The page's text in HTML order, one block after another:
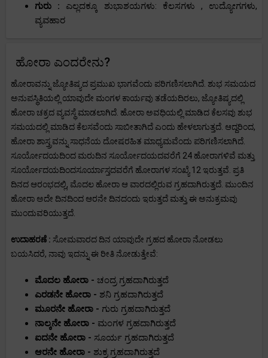
ಗುರು : ಎಲ್ಲದಕ್ಕೂ ಶುಭಾಶಯಗಳು: ಕೆಲಸಗಳು , ಉದ್ಯೋಗಗಳು,
ವ್ಯವಹಾರ
ಹೋರಾ ಎಂದರೇನು?
ಹೋರಾವನ್ನು ಜ್ಯೋತಿಷ್ಯದ ಪ್ರಮುಖ ಭಾಗವೆಂದು ಪರಿಗಣಿಸಲಾಗಿದೆ. ಶುಭ ಸಮಯದ
ಅನುಪಸ್ಥಿತಿಯಲ್ಲಿ ಯಾವುದೇ ಮಂಗಳ ಕಾರ್ಯವು ತಡೆಯದಿರಲು, ಜ್ಯೋತಿಷ್ಯದಲ್ಲಿ
ಹೋರಾ ಚಕ್ರದ ವ್ಯವಸ್ಥೆ ಮಾಡಲಾಗಿದೆ. ಹೋರಾ ಅವಧಿಯಲ್ಲಿ ಮಾಡಿದ ಕೆಲಸವು ಶುಭ
ಸಮಯದಲ್ಲಿ ಮಾಡಿದ ಕೆಲಸವೆಂದು ಸಾಬೀತಾಗಿದೆ ಎಂದು ಹೇಳಲಾಗುತ್ತದೆ. ಆದ್ದರಿಂದ,
ಹೋರಾ ಶಾಸ್ತ್ರವನ್ನು ಸಾಧನೆಯ ದೋಷರಹಿತ ಮಾಧ್ಯಮವೆಂದು ಪರಿಗಣಿಸಲಾಗಿದೆ.
ಸೂರ್ಯೋದಯದಿಂದ ಮರುದಿನ ಸೂರ್ಯೋದಯದವರೆಗೆ 24 ಹೋರಾಗಳಿವೆ ಮತ್ತು
ಸೂರ್ಯೋದಯದಿಂದಸೂರ್ಯಾಸ್ತದವರೆಗೆ ಹೋರಾಗಳ ಸಂಖ್ಯೆ 12 ಇರುತ್ತವೆ. ಪ್ರತಿ
ದಿನದ ಆರಂಭದಲ್ಲಿ, ಮೊದಲ ಹೋರಾ ಆ ವಾರದಲ್ಲಿರುವ ಗ್ರಹದಾಗಿರುತ್ತದೆ. ಮುಂದಿನ
ಹೋರಾ ಅದೇ ದಿನದಿಂದ ಆರನೇ ದಿನದಂದು ಇರುತ್ತದೆ ಮತ್ತು ಈ ಅನುಕ್ರಮವು
ಮುಂದುವರಿಯುತ್ತದೆ.
ಉದಾಹರಣೆ : ಸೋಮವಾರದ ದಿನ ಯಾವುದೇ ಗ್ರಹದ ಹೋರಾ ನೋಡಲು
ಬಯಸಿದರೆ, ನಾವು ಇದನ್ನು ಈ ರೀತಿ ನೋಡುತ್ತೇವೆ:
ಮೊದಲ ಹೋರಾ - ಚಂದ್ರ ಗ್ರಹದಾಗಿರುತ್ತದೆ
ಎರಡನೇ ಹೋರಾ - ಶನಿ ಗ್ರಹದಾಗಿರುತ್ತದೆ
ಮೂರನೇ ಹೋರಾ - ಗುರು ಗ್ರಹದಾಗಿರುತ್ತದೆ
ನಾಲ್ಕನೇ ಹೋರಾ - ಮಂಗಳ ಗ್ರಹದಾಗಿರುತ್ತದೆ
ಐದನೇ ಹೋರಾ - ಸೂರ್ಯ ಗ್ರಹದಾಗಿರುತ್ತದೆ
ಆರನೇ ಹೋರಾ - ಶುಕ್ರ ಗ್ರಹದಾಗಿರುತ್ತದೆ